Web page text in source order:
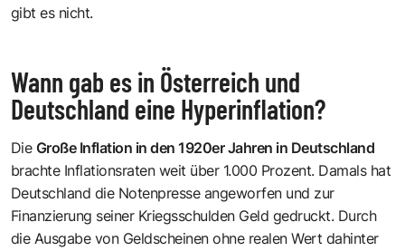
gibt es nicht.
Wann gab es in Österreich und
Deutschland eine Hyperinflation?
Die Große Inflation in den 1920er Jahren in Deutschland
brachte Inflationsraten weit über 1.000 Prozent. Damals hat
Deutschland die Notenpresse angeworfen und zur
Finanzierung seiner Kriegsschulden Geld gedruckt. Durch
die Ausgabe von Geldscheinen ohne realen Wert dahinter